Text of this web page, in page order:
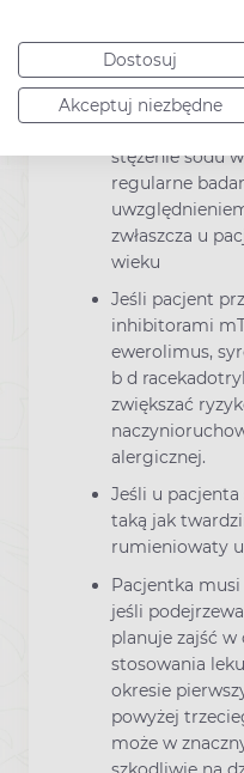
Dostosuj
Akceptuj niezbędne
stężenie
badań krwi).
Jeśli pacjent
schorzenia,
stężenie sodu
regularne
zwłaszcza u
wieku
Jeśli pacjent
inhibitorami
ewerolimus,
b d
zwiększać
alergicznej.
Jeśli u
taką jak
rumieniowaty
Pacjentka
jeśli
planuje zajść w
stosowania
okresie
powyżej
może w